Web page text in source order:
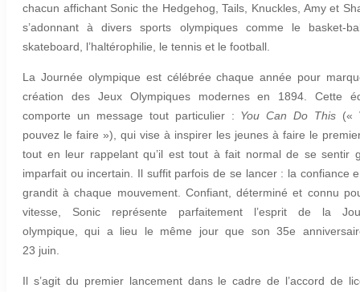
chacun affichant Sonic the Hedgehog, Tails, Knuckles, Amy et
s’adonnant à divers sports olympiques comme le basket-
skateboard, l’haltérophilie, le tennis et le football.
La Journée olympique est célébrée chaque année pour
création des Jeux Olympiques modernes en 1894. Cette
comporte un message tout particulier : You Can Do This («
pouvez le faire »), qui vise à inspirer les jeunes à faire le
tout en leur rappelant qu’il est tout à fait normal de se sentir
imparfait ou incertain. Il suffit parfois de se lancer : la confiance
grandit à chaque mouvement. Confiant, déterminé et connu
vitesse, Sonic représente parfaitement l’esprit de la
olympique, qui a lieu le même jour que son 35e
23 juin.
Il s’agit du premier lancement dans le cadre de l’accord de